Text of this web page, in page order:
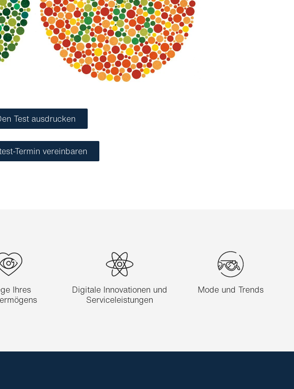
Test ausdrucken
Termin vereinbaren
Ihres
Digitale Innovationen und
Serviceleistungen
Mode und Trends